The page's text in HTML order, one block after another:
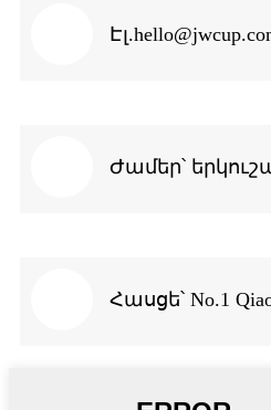
Էլ.
Ժամեր՝
Հասցե՝ No.1